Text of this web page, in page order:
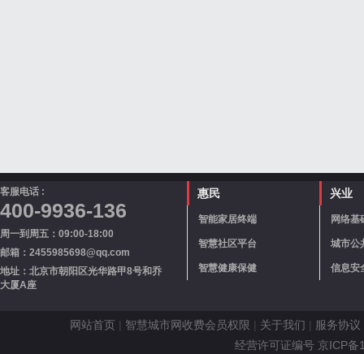
客服电话 :
400-9936-136
周一到周五：09:00-18:00
邮箱：2455985698@qq.com
地址：北京市朝阳区光华路甲8号和乔
大厦A座
惠民
智能家居终端
智慧社区平台
智慧健康保健
兴业
网络基
城市公
信息安
网站首页 | 智慧城市网收费会员权限 | 关于我们 | 服务协议
经营许可证编号 京ICP